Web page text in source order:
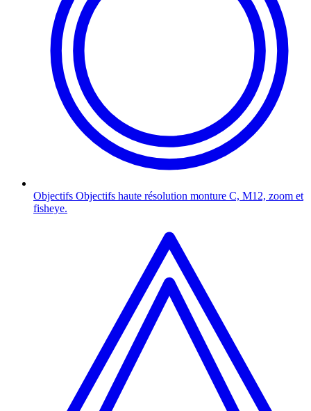
Objectifs Objectifs haute résolution monture C, M12, zoom et
fisheye.